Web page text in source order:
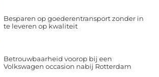
Besparen op goederentransport zonder in
te leveren op kwaliteit
Betrouwbaarheid voorop bij een
Volkswagen occasion nabij Rotterdam